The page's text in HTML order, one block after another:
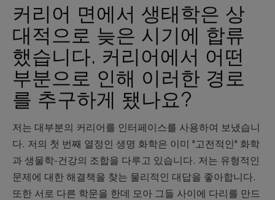
커리어 면에서 생태학은 상
대적으로 늦은 시기에 합류
했습니다. 커리어에서 어떤
부분으로 인해 이러한 경로
를 추구하게 됐나요?
저는 대부분의 커리어를 인터페이스를 사용하여 보냈습니
다. 저의 첫 번째 열정인 생명 화학은 이미 "고전적인" 화학
과 생물학-건강의 조합을 다루고 있습니다. 저는 유형적인
문제에 대한 해결책을 찾는 물리적인 대답을 좋아합니다.
또한 서로 다른 학문을 한데 모아 그들 사이에 다리를 만드